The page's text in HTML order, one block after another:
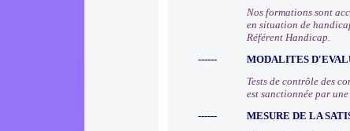
Nos formations sont
en situation de
Référent Handicap.
------
MODALITES
Tests de contrôle des
est sanctionnée par
------
MESURE DE LA